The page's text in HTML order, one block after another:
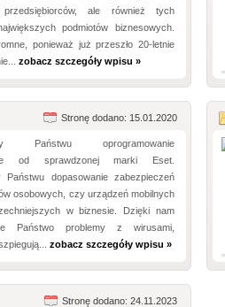
przedsiębiorców, ale również tych
podmiotów biznesowych.
ponieważ już przeszło 20-letnie
zobacz szczegóły wpisu »
Stronę dodano: 15.01.2020
Państwu oprogramowanie
od sprawdzonej marki Eset.
Państwu dopasowanie zabezpieczeń
osobowych, czy urządzeń mobilnych
w biznesie. Dzięki nam
Państwo problemy z wirusami,
zobacz szczegóły wpisu »
Stronę dodano: 24.11.2023